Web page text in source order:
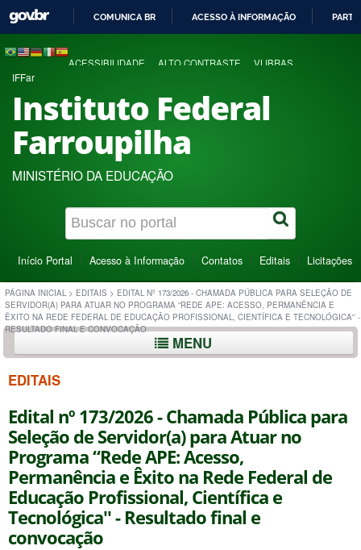
COMUNICA BR ACESSO À INFORMAÇÃO
ACESSIBILIDADE ALTO CONTRASTE VLIBRAS
IFFar
Instituto Federal
Farroupilha
MINISTÉRIO DA EDUCAÇÃO
Início Portal Acesso à Informação Contatos Editais Licitações
PÁGINA INICIAL > EDITAIS > EDITAL Nº 173/2026 - CHAMADA PÚBLICA PARA SELEÇÃO DE
SERVIDOR(A) PARA ATUAR NO PROGRAMA “REDE APE: ACESSO, PERMANÊNCIA E
ÊXITO NA REDE FEDERAL DE EDUCAÇÃO PROFISSIONAL, CIENTÍFICA E TECNOLÓGICA'' -
RESULTADO FINAL E CONVOCAÇÃO
MENU
EDITAIS
Edital nº 173/2026 - Chamada Pública para
Seleção de Servidor(a) para Atuar no
Programa “Rede APE: Acesso,
Permanência e Êxito na Rede Federal de
Educação Profissional, Científica e
Tecnológica'' - Resultado final e
convocação